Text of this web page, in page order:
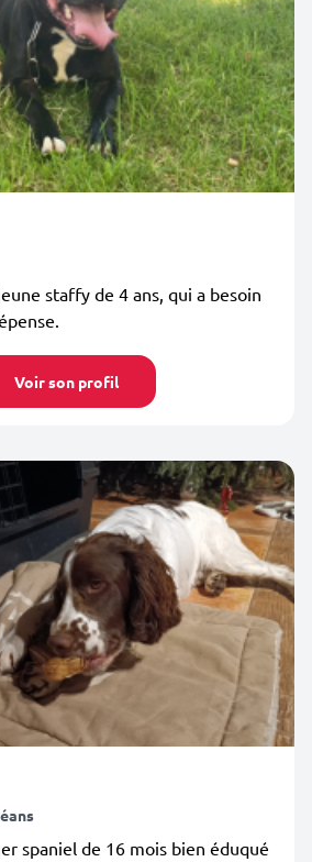
staffy de 4 ans, qui a besoin
Voir son profil
spaniel de 16 mois bien éduqué